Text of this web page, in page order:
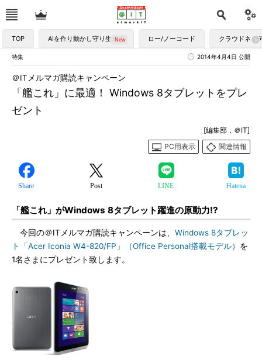
TOP AIを作り動かし守り生かす ロー/ノーコード クラウドネイ
特集 2014年4月4日 公開
「艦これ」に最適！ Windows 8タブレットをプレ
ゼント
＠ITメルマガ購読キャンペーン
[編集部，＠IT]
PC用表示
関連情報
Share Post LINE Hatena
「艦これ」がWindows 8タブレット躍進の原動力!?
今回の＠ITメルマガ購読キャンペーンは、 Windows 8タブレッ
ト「Acer Iconia W4-820/FP」（Office Personal搭載モデル） を
1名さまにプレゼント致します。